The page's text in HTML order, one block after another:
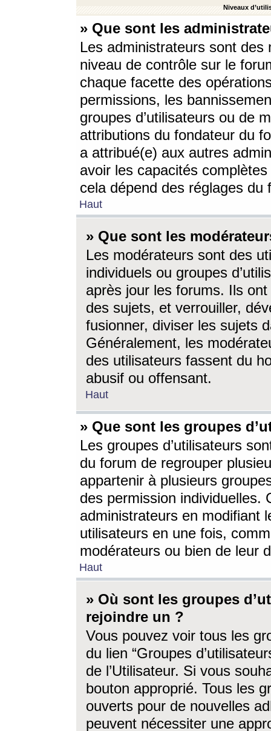
Niveaux
» Que sont les
Les administrateurs sont
niveau de contrôle sur le
chaque facette des
permissions, les
groupes d’utilisateurs ou de
attributions du fondateur du
a attribué(e) aux autres
avoir les capacités
cela dépend des réglages du
Haut
» Que sont les
Les modérateurs sont des
individuels ou groupes
après jour les forums. Ils ont
des sujets, et verrouiller,
fusionner, diviser les sujets
Généralement, les
des utilisateurs fassent du
abusif ou offensant.
Haut
» Que sont les groupes
Les groupes d’utilisateurs
du forum de regrouper
appartenir à plusieurs
des permission individuelles.
administrateurs en modifiant
utilisateurs en une fois,
modérateurs ou bien de leur
Haut
» Où sont les groupes
rejoindre un ?
Vous pouvez voir tous les
du lien “Groupes
de l’Utilisateur. Si vous
bouton approprié. Tous les
ouverts pour de nouvelles
peuvent nécessiter une